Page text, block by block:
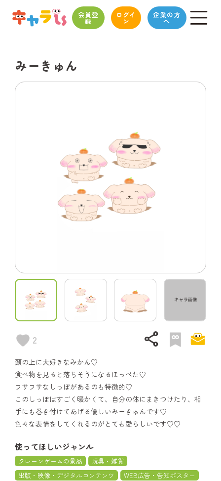
会員登
録
ログイ
ン
企業の方
へ
みーきゅん
2 share
頭の上に大好きなみかん♡
食べ物を見ると落ちそうになるほっぺた♡
フサフサなしっぽがあるのも特徴的♡
このしっぽはすごく暖かくて、自分の体にまきつけたり、相
手にも巻き付けてあげる優しいみーきゅんです♡
色々な表情をしてくれるのがとても愛らしいです♡♡
使ってほしいジャンル
クレーンゲームの景品
玩具・雑貨
出版・映像・デジタルコンテンツ
WEB広告・告知ポスター